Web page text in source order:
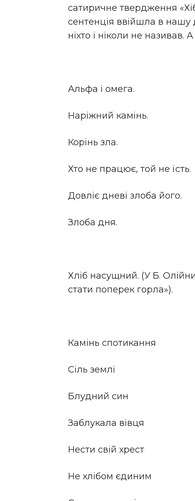
сатиричне твердження
сентенція ввійшла в
ніхто і ніколи не називав.
Альфа і омега.
Наріжний камінь.
Корінь зла.
Хто не працює, той не їсть.
Довліє дневі злоба його.
Злоба дня.
Хліб насущний. (У Б.
стати поперек горла»).
Камінь спотикання
Сіль землі
Блудний син
Заблукала вівця
Нести свій хрест
Не хлібом єдиним